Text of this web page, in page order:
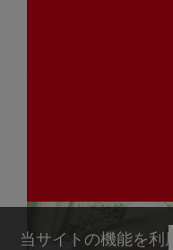
当サイトの機能を利